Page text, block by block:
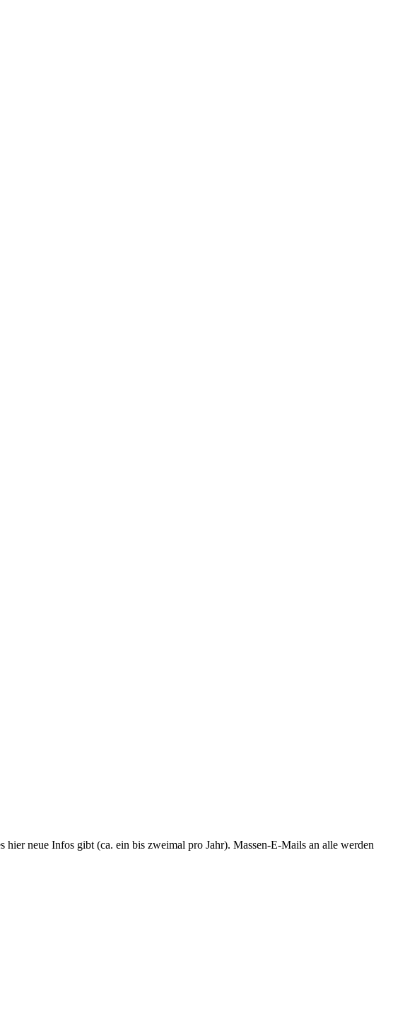
neue Infos gibt (ca. ein bis zweimal pro Jahr). Massen-E-Mails an alle werden